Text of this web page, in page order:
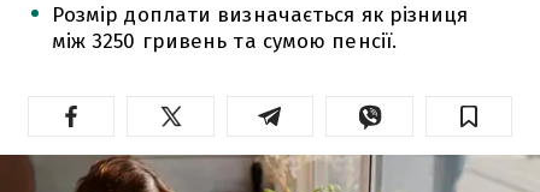
Розмір доплати визначається як різниця
між 3250 гривень та сумою пенсії.